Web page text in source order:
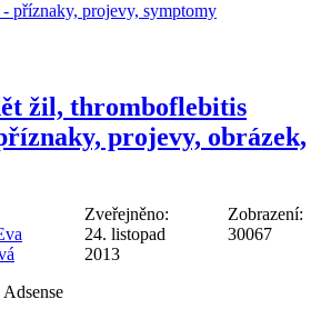
příznaky, projevy, symptomy
žil, thromboflebitis
projevy, obrázek,
Zveřejněno:
24. listopad
2013
Zobrazení:
30067